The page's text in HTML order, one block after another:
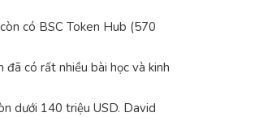
có BSC Token Hub (570
có rất nhiều bài học và kinh
dưới 140 triệu USD. David